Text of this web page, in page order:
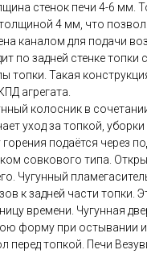
стенок печи 4-6 мм.
4 мм, что
каналом для подачи
по задней стенке топки
топки. Такая
агрегата.
колосник в
уход за топкой,
горения подаётся через
совкового типа.
Чугунный
к задней части топки.
времени. Чугунная
форму при остывании
перед топкой. Печи